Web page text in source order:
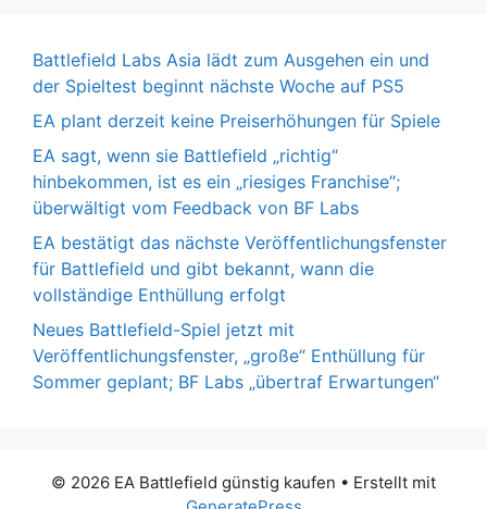
Battlefield Labs Asia lädt zum Ausgehen ein und
der Spieltest beginnt nächste Woche auf PS5
EA plant derzeit keine Preiserhöhungen für Spiele
EA sagt, wenn sie Battlefield „richtig“
hinbekommen, ist es ein „riesiges Franchise“;
überwältigt vom Feedback von BF Labs
EA bestätigt das nächste Veröffentlichungsfenster
für Battlefield und gibt bekannt, wann die
vollständige Enthüllung erfolgt
Neues Battlefield-Spiel jetzt mit
Veröffentlichungsfenster, „große“ Enthüllung für
Sommer geplant; BF Labs „übertraf Erwartungen“
© 2026 EA Battlefield günstig kaufen • Erstellt mit